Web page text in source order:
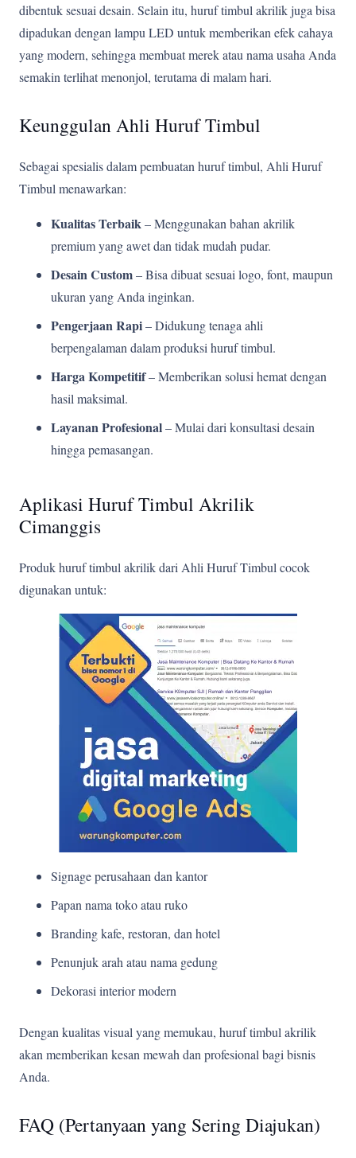
dibentuk sesuai desain. Selain itu, huruf timbul akrilik juga bisa
dipadukan dengan lampu LED untuk memberikan efek cahaya
yang modern, sehingga membuat merek atau nama usaha Anda
semakin terlihat menonjol, terutama di malam hari.
Keunggulan Ahli Huruf Timbul
Sebagai spesialis dalam pembuatan huruf timbul, Ahli Huruf
Timbul menawarkan:
Kualitas Terbaik– Menggunakan bahan akrilik
premium yang awet dan tidak mudah pudar.
Desain Custom– Bisa dibuat sesuai logo, font, maupun
ukuran yang Anda inginkan.
Pengerjaan Rapi– Didukung tenaga ahli
berpengalaman dalam produksi huruf timbul.
Harga Kompetitif– Memberikan solusi hemat dengan
hasil maksimal.
Layanan Profesional– Mulai dari konsultasi desain
hingga pemasangan.
Aplikasi Huruf Timbul Akrilik
Cimanggis
Produk huruf timbul akrilik dari Ahli Huruf Timbul cocok
digunakan untuk:
Signage perusahaan dan kantor
Papan nama toko atau ruko
Branding kafe, restoran, dan hotel
Penunjuk arah atau nama gedung
Dekorasi interior modern
Dengan kualitas visual yang memukau, huruf timbul akrilik
akan memberikan kesan mewah dan profesional bagi bisnis
Anda.
FAQ (Pertanyaan yang Sering Diajukan)